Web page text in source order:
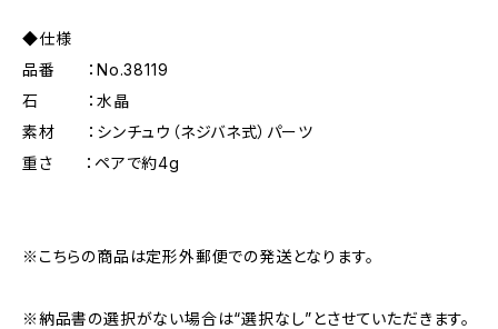
◆仕様
品番 ：No.38119
石 ：水晶
素材 ：シンチュウ（ネジバネ式）パーツ
重さ ：ペアで約4g
※こちらの商品は定形外郵便での発送となります。
※納品書の選択がない場合は“選択なし”とさせていただきます。